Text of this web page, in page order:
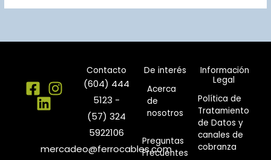
Contacto
(604) 444
5123 -
(57) 324
5922106
mercadeo@ferrocables.com
De interés
Acerca
de
nosotros
Preguntas
Frecuentes
Información
Legal
Política de
Tratamiento
de Datos y
canales de
cobranza